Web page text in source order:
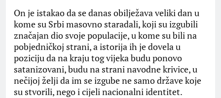
On je istakao da se danas obilježava veliki dan u
kome su Srbi masovno staradali, koji su izgubili
značajan dio svoje populacije, u kome su bili na
pobjedničkoj strani, a istorija ih je dovela u
poziciju da na kraju tog vijeka budu ponovo
satanizovani, budu na strani navodne krivice, u
nečijoj želji da im se izgube ne samo države koje
su stvorili, nego i cijeli nacionalni identitet.